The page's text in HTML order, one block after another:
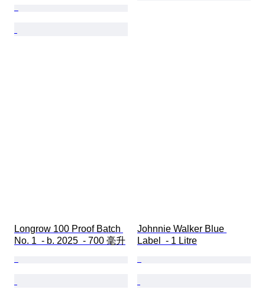
Longrow 100 Proof Batch
No. 1  - b. 2025  - 700 毫升
Johnnie Walker Blue
Label  - 1 Litre